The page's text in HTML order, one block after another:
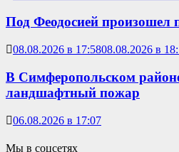
Под Феодосией произошел
08.08.2026 в 17:5808.08.2026 в
В Симферопольском
ландшафтный пожар
06.08.2026 в 17:07
Мы в соцсетях